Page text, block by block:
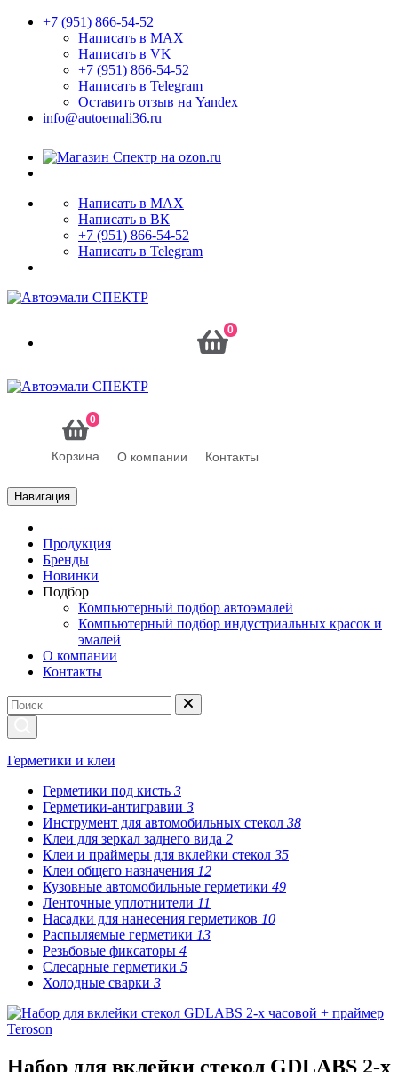
+7 (951) 866-54-52
Написать в MAX
Написать в VK
+7 (951) 866-54-52
Написать в Telegram
Оставить отзыв на Yandex
info@autoemali36.ru
Написать в MAX
Написать в ВК
+7 (951) 866-54-52
Написать в Telegram
0
0
Корзина О компании Контакты
Навигация
Продукция
Бренды
Новинки
Подбор
Компьютерный подбор автоэмалей
Компьютерный подбор индустриальных красок и
эмалей
О компании
Контакты
Герметики и клеи
Герметики под кисть 3
Герметики-антигравии 3
Инструмент для автомобильных стекол 38
Клеи для зеркал заднего вида 2
Клеи и праймеры для вклейки стекол 35
Клеи общего назначения 12
Кузовные автомобильные герметики 49
Ленточные уплотнители 11
Насадки для нанесения герметиков 10
Распыляемые герметики 13
Резьбовые фиксаторы 4
Слесарные герметики 5
Холодные сварки 3
Набор для вклейки стекол GDLABS 2-х